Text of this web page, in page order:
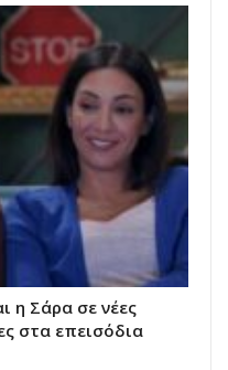
η Σάρα σε νέες
στα επεισόδια